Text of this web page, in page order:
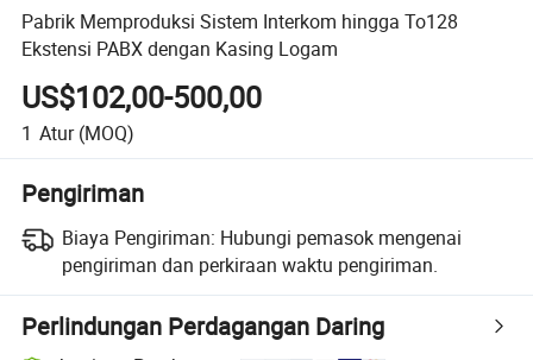
Pabrik Memproduksi Sistem Interkom hingga To128
Ekstensi PABX dengan Kasing Logam
US$102,00-500,00
1 Atur (MOQ)
Pengiriman
Biaya Pengiriman: Hubungi pemasok mengenai
pengiriman dan perkiraan waktu pengiriman.
Perlindungan Perdagangan Daring